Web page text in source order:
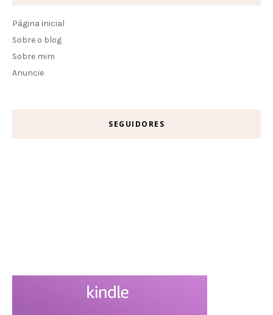
Página inicial
Sobre o blog
Sobre mim
Anuncie
SEGUIDORES